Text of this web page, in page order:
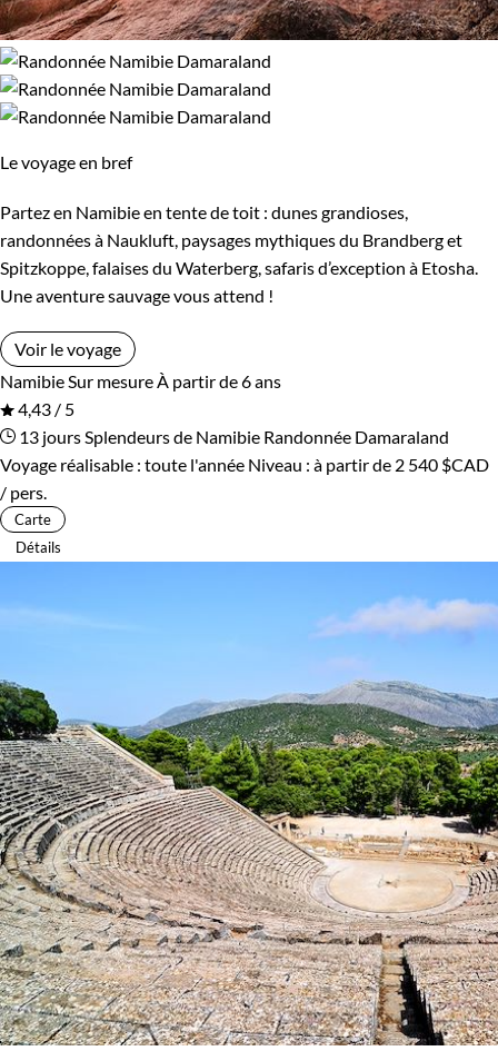
Le voyage en bref
Partez en Namibie en tente de toit : dunes grandioses,
randonnées à Naukluft, paysages mythiques du Brandberg et
Spitzkoppe, falaises du Waterberg, safaris d’exception à Etosha.
Une aventure sauvage vous attend !
Voir le voyage
Namibie Sur mesure À partir de 6 ans
4,43 / 5
13 jours Splendeurs de Namibie Randonnée Damaraland
Voyage réalisable : toute l'année Niveau : à partir de 2 540 $CAD
/ pers.
Carte
Détails